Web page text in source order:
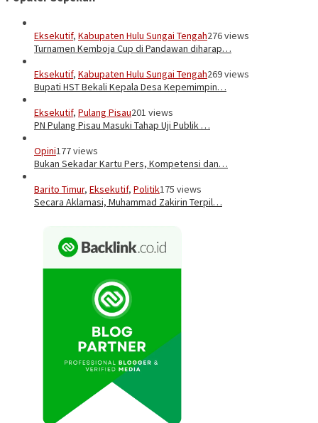
Eksekutif, Kabupaten Hulu Sungai Tengah276 views
Turnamen Kemboja Cup di Pandawan diharap…
Eksekutif, Kabupaten Hulu Sungai Tengah269 views
Bupati HST Bekali Kepala Desa Kepemimpin…
Eksekutif, Pulang Pisau201 views
PN Pulang Pisau Masuki Tahap Uji Publik …
Opini177 views
Bukan Sekadar Kartu Pers, Kompetensi dan…
Barito Timur, Eksekutif, Politik175 views
Secara Aklamasi, Muhammad Zakirin Terpil…